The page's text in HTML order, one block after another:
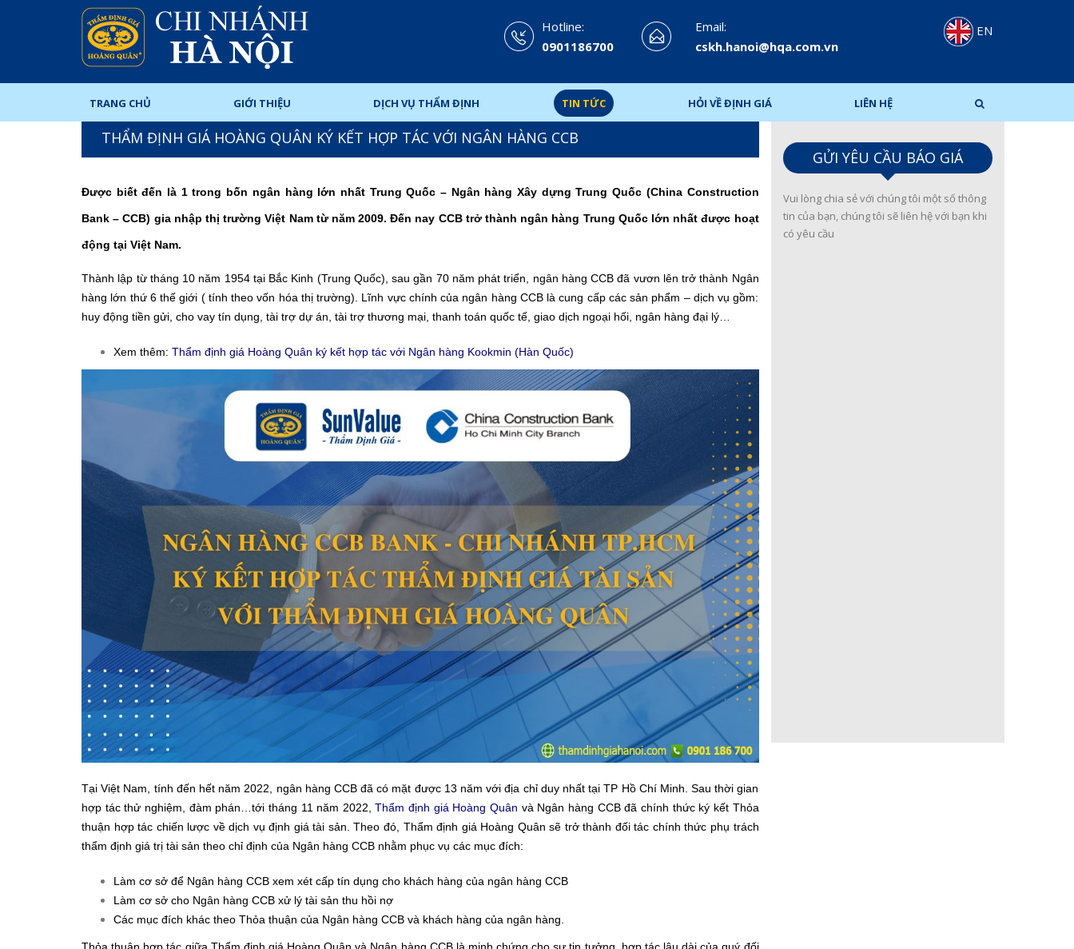
Hotline:
0901186700
Email:
cskh.hanoi@hqa.com.vn
EN
TRANG CHỦ GIỚI THIỆU DỊCH VỤ THẨM ĐỊNH TIN TỨC HỎI VỀ ĐỊNH GIÁ LIÊN HỆ
THẨM ĐỊNH GIÁ HOÀNG QUÂN KÝ KẾT HỢP TÁC VỚI NGÂN HÀNG CCB
Được biết đến là 1 trong bốn ngân hàng lớn nhất Trung Quốc – Ngân hàng Xây dựng Trung Quốc (China Construction
Bank – CCB) gia nhập thị trường Việt Nam từ năm 2009. Đến nay CCB trở thành ngân hàng Trung Quốc lớn nhất được hoạt
động tại Việt Nam.
Thành lập từ tháng 10 năm 1954 tại Bắc Kinh (Trung Quốc), sau gần 70 năm phát triển, ngân hàng CCB đã vươn lên trở thành Ngân
hàng lớn thứ 6 thế giới ( tính theo vốn hóa thị trường). Lĩnh vực chính của ngân hàng CCB là cung cấp các sản phẩm – dịch vụ gồm:
huy động tiền gửi, cho vay tín dụng, tài trợ dự án, tài trợ thương mại, thanh toán quốc tế, giao dịch ngoại hối, ngân hàng đại lý…
Xem thêm: Thẩm định giá Hoàng Quân ký kết hợp tác với Ngân hàng Kookmin (Hàn Quốc)
Tại Việt Nam, tính đến hết năm 2022, ngân hàng CCB đã có mặt được 13 năm với địa chỉ duy nhất tại TP Hồ Chí Minh. Sau thời gian
hợp tác thử nghiệm, đàm phán…tới tháng 11 năm 2022,Thẩm định giá Hoàng Quân và Ngân hàng CCB đã chính thức ký kết Thỏa
thuận hợp tác chiến lược về dịch vụ định giá tài sản. Theo đó, Thẩm định giá Hoàng Quân sẽ trở thành đối tác chính thức phụ trách
thẩm định giá trị tài sản theo chỉ định của Ngân hàng CCB nhằm phục vụ các mục đích:
Làm cơ sở để Ngân hàng CCB xem xét cấp tín dụng cho khách hàng của ngân hàng CCB
Làm cơ sở cho Ngân hàng CCB xử lý tài sản thu hồi nợ
Các mục đích khác theo Thỏa thuận của Ngân hàng CCB và khách hàng của ngân hàng.
GỬI YÊU CẦU BÁO GIÁ
Vui lòng chia sẻ với chúng tôi một số thông
tin của bạn, chúng tôi sẽ liên hệ với bạn khi
có yêu cầu